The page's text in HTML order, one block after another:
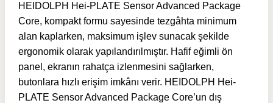
HEIDOLPH Hei-PLATE Sensor Advanced Package
Core, kompakt formu sayesinde tezgâhta minimum
alan kaplarken, maksimum işlev sunacak şekilde
ergonomik olarak yapılandırılmıştır. Hafif eğimli ön
panel, ekranın rahatça izlenmesini sağlarken,
butonlara hızlı erişim imkânı verir. HEIDOLPH Hei-
PLATE Sensor Advanced Package Core’un dış